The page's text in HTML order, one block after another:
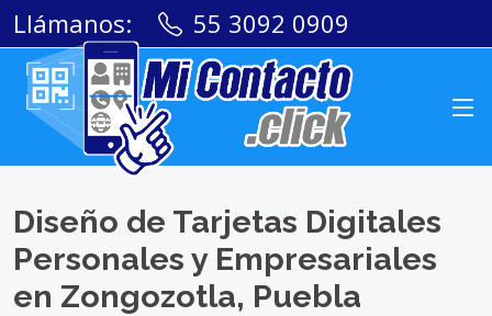
Llámanos: 55 3092 0909
Diseño de Tarjetas Digitales
Personales y Empresariales
en Zongozotla, Puebla